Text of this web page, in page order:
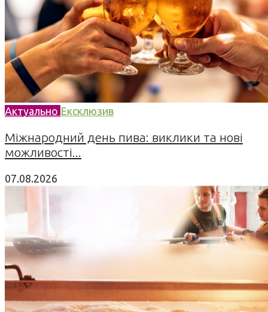
Актуально Ексклюзив
Міжнародний день пива: виклики та нові
можливості...
07.08.2026